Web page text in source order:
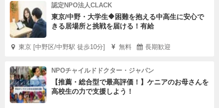
認定NPO法人CLACK
東京/中野・大学生🔶困難を抱える中高生に安心で
きる居場所と挑戦を届ける！有給
東京 [中野区/中野駅 徒歩10分] 無料 長期歓迎
NPOチャイルドドクター・ジャパン
【推薦・総合型で最高評価！】ケニアのお母さんを
高校生の力で支援しよう！